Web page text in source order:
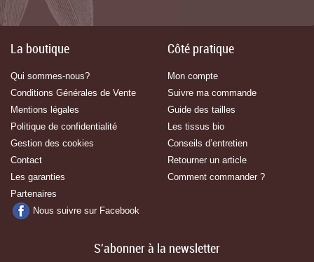
La boutique
Qui sommes-nous?
Conditions Générales de Vente
Mentions légales
Politique de confidentialité
Gestion des cookies
Contact
Les garanties
Partenaires
Nous suivre sur Facebook
Côté pratique
Mon compte
Suivre ma commande
Guide des tailles
Les tissus bio
Conseils d’entretien
Retourner un article
Comment commander ?
S'abonner à la newsletter